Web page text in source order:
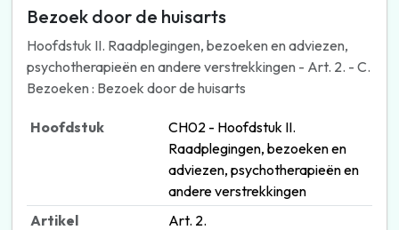
Bezoek door de huisarts
Hoofdstuk II. Raadplegingen, bezoeken en adviezen,
psychotherapieën en andere verstrekkingen - Art. 2. - C.
Bezoeken : Bezoek door de huisarts
Hoofdstuk
CH02 - Hoofdstuk II.
Raadplegingen, bezoeken en
adviezen, psychotherapieën en
andere verstrekkingen
Artikel
Art. 2.